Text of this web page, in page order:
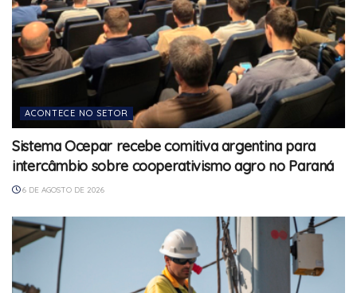
ACONTECE NO SETOR
Sistema Ocepar recebe comitiva argentina para
intercâmbio sobre cooperativismo agro no Paraná
6 DE AGOSTO DE 2026